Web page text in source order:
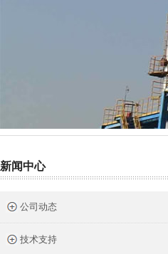
针型阀
新闻中心
公司动态
技术支持